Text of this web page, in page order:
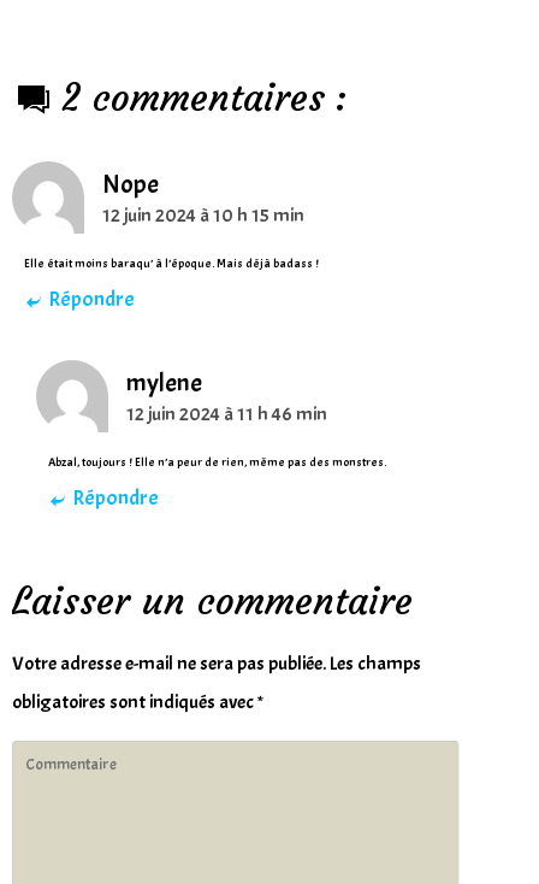
2 commentaires :
Nope
12 juin 2024 à 10 h 15 min
Elle était moins baraqu’ à l’époque. Mais déjà badass !
Répondre
mylene
12 juin 2024 à 11 h 46 min
Abzal, toujours ! Elle n’a peur de rien, même pas des monstres.
Répondre
Laisser un commentaire
Votre adresse e-mail ne sera pas publiée.Les champs
obligatoires sont indiqués avec*